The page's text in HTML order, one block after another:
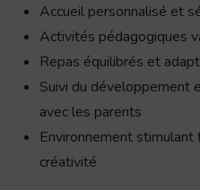
Accueil personnalisé et
Activités pédagogiques
Repas équilibrés et
Suivi du développement
avec les parents
Environnement
créativité